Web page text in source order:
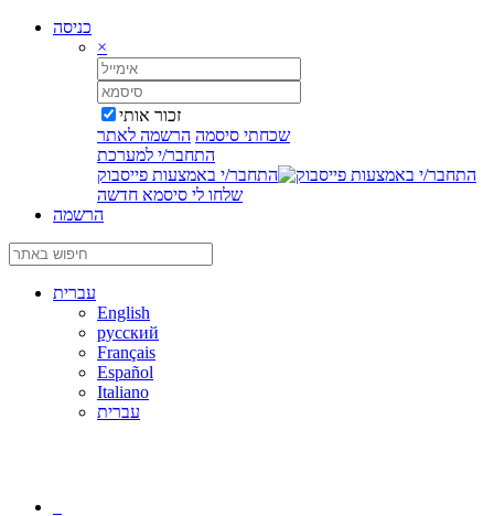
כניסה
×
זכור אותי
שכחתי סיסמה הרשמה לאתר
התחבר/י למערכת
התחבר/י באמצעות פייסבוק
שלחו לי סיסמא חדשה
הרשמה
עברית
English
русский
Français
Español
Italiano
עברית